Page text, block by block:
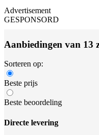
Advertisement
GESPONSORD
Aanbiedingen van 13
Sorteren op:
Beste prijs
Beste beoordeling
Directe levering